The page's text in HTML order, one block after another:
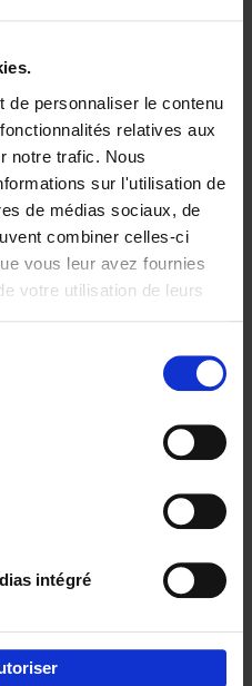
de personnaliser le contenu
relatives aux
notre trafic. Nous
sur l'utilisation de
de médias sociaux, de
combiner celles-ci
vous leur avez fournies
votre utilisation de leurs
intégré
Bonds = Building
Jozefien De Feyter
Carolien Boom
2025 200
99
like a PRO -
revised edition (EN)